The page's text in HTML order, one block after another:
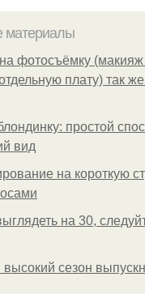
материалы
фотосъёмку (макияж
плату) так
простой
вид
на короткую
на 30,
высокий сезон